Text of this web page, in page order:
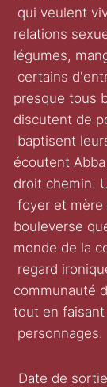
qui veulent
relations
légumes,
certains
presque tous
discutent de
baptisent
écoutent
droit chemin.
foyer et mère
bouleverse
monde de la
regard
communauté
tout en
personnages.
Date de sortie